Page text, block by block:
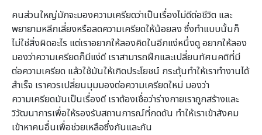
คนส่วนใหญ่มักจะมองความเครียดว่าเป็นเรื่องไม่ดีต่อชีวิต และ
พยายามหลีกเลี่ยงหรือลดความเครียดให้น้อยลง ซึ่งทำแบบนั้นก็
ไม่ใช่สิ่งผิดอะไร แต่เราอยากให้ลองคิดในอีกแง่หนึ่งดู อยากให้ลอง
มองว่าความเครียดก็มีแง่ดี เราสามารถฝึกและเปลี่ยนทัศนคติที่มี
ต่อความเครียด แล้วใช้มันให้เกิดประโยชน์ กระตุ้นทำให้เราทำงานได้
สำเร็จ เราควรเปลี่ยนมุมมองต่อความเครียดใหม่ มองว่า
ความเครียดมันเป็นเรื่องดี เราต้องเชื่อว่าร่างกายเราถูกสร้างและ
วิวัฒนาการเพื่อให้รองรับสถานการณ์ที่กดดัน ทำให้เราเข้าสังคม
เข้าหาคนอื่นเพื่อช่วยเหลือซึ่งกันและกัน